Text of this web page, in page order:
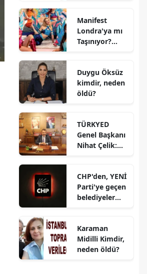
Çekildi?
Oyuncuları
Kim, Konusu
Manifest
Londra'ya mı
Taşınıyor?
Etti mi?
Menajer Tolga
Akış'tan
Duygu Öksüz
kimdir, neden
öldü?
TÜRKYED
Genel Başkanı
Nihat Çelik:
Çıkmayan
Milletler
Geleceğini
CHP'den, YENİ
Parti'ye geçen
belediyeler
belediye
Karaman
Midilli Kimdir,
neden öldü?